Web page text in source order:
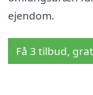
ejendom.
Få 3 tilbud,